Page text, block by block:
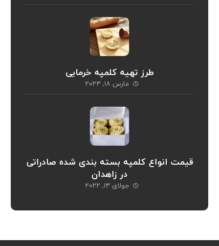
طرز تهیه کلمپه خرمایی
مارس ۱۸, ۲۰۲۴
قیمت انواع کلمپه بسته بندی شده صادراتی
در زاهدان
جولای ۱۴, ۲۰۲۲